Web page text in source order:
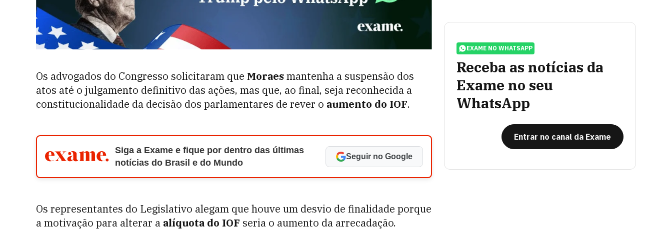
Os advogados do Congresso solicitaram que Moraesmantenha a suspensão dos
atos até o julgamento definitivo das ações, mas que, ao final, seja reconhecida a
constitucionalidade da decisão dos parlamentares de rever o aumento do IOF.
Siga a Exame e fique por dentro das últimas
notícias do Brasil e do Mundo
Seguir no Google
Os representantes do Legislativo alegam que houve um desvio de finalidade porque
a motivação para alterar a alíquota do IOF seria o aumento da arrecadação.
EXAME NO WHATSAPP
Receba as notícias da
Exame no seu
WhatsApp
Entrar no canal da Exame